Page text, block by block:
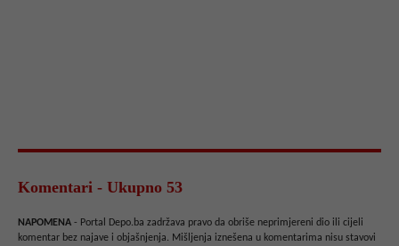
Komentari - Ukupno 53
NAPOMENA - Portal Depo.ba zadržava pravo da obriše neprimjereni dio ili cijeli
komentar bez najave i objašnjenja. Mišljenja iznešena u komentarima nisu stavovi